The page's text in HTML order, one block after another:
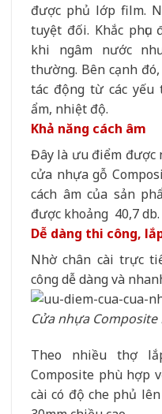
được phủ lớp film.
tuyệt đối. Khắc
khi ngâm nước
thường. Bên cạnh
tác động từ các yếu
ẩm, nhiệt độ.
Khả năng cách âm
Đây là ưu điểm được
cửa nhựa gỗ
cách âm của sản
được khoảng 40,7 db.
Dễ dàng thi công,
Nhờ chân cài trực
công dễ dàng và
Cửa nhựa Composite
Theo nhiều thợ
Composite phù hợp
cài có độ che phủ